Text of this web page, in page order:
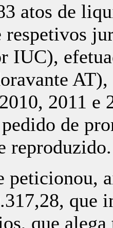
atos de
IUC),
2011
de
reproduzido.
peticionou,
que
que